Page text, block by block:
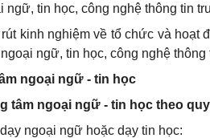
ngữ, tin học, công nghệ thông tin
kinh nghiệm về tổ chức và hoạt
ngữ, tin học, công nghệ thông
ngoại ngữ - tin học
tâm ngoại ngữ - tin học theo
ngoại ngữ hoặc dạy tin học: